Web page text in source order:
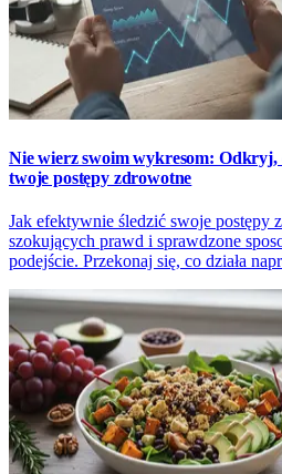
Nie wierz swoim wykresom: Odkryj,
twoje postępy zdrowotne
Jak efektywnie śledzić swoje postępy
szokujących prawd i sprawdzone
podejście. Przekonaj się, co działa